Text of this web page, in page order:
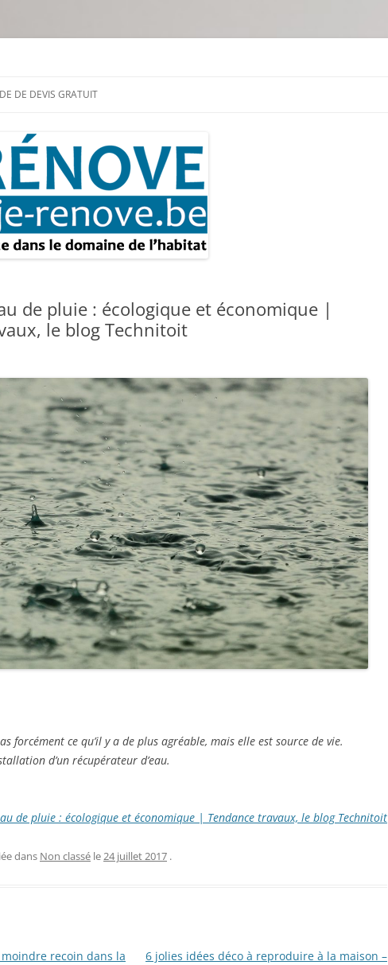
DE DEVIS GRATUIT
de pluie : écologique et économique |
le blog Technitoit
forcément ce qu’il y a de plus agréable, mais elle est source de vie.
d’un récupérateur d’eau.
de pluie : écologique et économique | Tendance travaux, le blog Technitoit
dans Non classé le24 juillet 2017 .
moindre recoin dans la
6 jolies idées déco à reproduire à la maison –